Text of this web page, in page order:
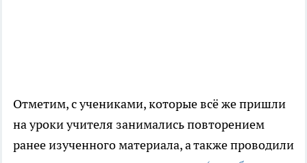
Отметим, с учениками, которые всё же пришли
на уроки учителя занимались повторением
ранее изученного материала, а также проводили